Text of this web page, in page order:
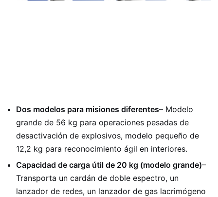
Dos modelos para misiones diferentes– Modelo
grande de 56 kg para operaciones pesadas de
desactivación de explosivos, modelo pequeño de
12,2 kg para reconocimiento ágil en interiores.
Capacidad de carga útil de 20 kg (modelo grande)–
Transporta un cardán de doble espectro, un
lanzador de redes, un lanzador de gas lacrimógeno